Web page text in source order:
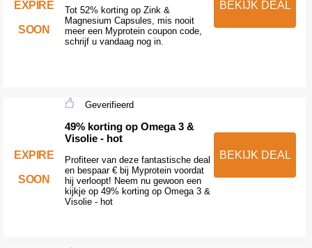
EXPIRE
SOON
Tot 52% korting op Zink &
Magnesium Capsules, mis nooit
meer een Myprotein coupon code,
schrijf u vandaag nog in.
BEKIJK DEAL
EXPIRE
SOON
Geverifieerd
49% korting op Omega 3 &
Visolie - hot
Profiteer van deze fantastische deal
en bespaar € bij Myprotein voordat
hij verloopt! Neem nu gewoon een
kijkje op 49% korting op Omega 3 &
Visolie - hot
BEKIJK DEAL